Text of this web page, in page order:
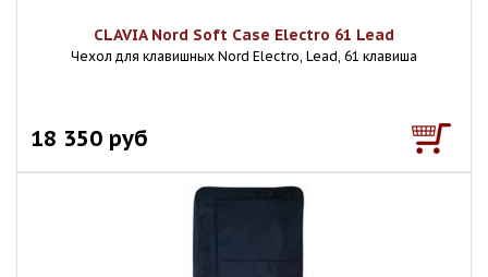
CLAVIA Nord Soft Case Electro 61 Lead
Чехол для клавишных Nord Electro, Lead, 61 клавиша
18 350 руб